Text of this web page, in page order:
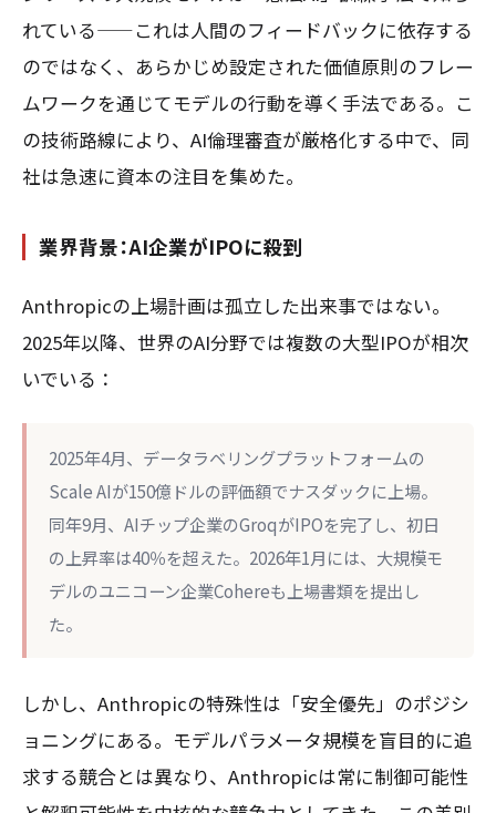
れている——これは人間のフィードバックに依存する
のではなく、あらかじめ設定された価値原則のフレー
ムワークを通じてモデルの行動を導く手法である。こ
の技術路線により、AI倫理審査が厳格化する中で、同
社は急速に資本の注目を集めた。
業界背景：AI企業がIPOに殺到
Anthropicの上場計画は孤立した出来事ではない。
2025年以降、世界のAI分野では複数の大型IPOが相次
いでいる：
2025年4月、データラベリングプラットフォームの
Scale AIが150億ドルの評価額でナスダックに上場。
同年9月、AIチップ企業のGroqがIPOを完了し、初日
の上昇率は40％を超えた。2026年1月には、大規模モ
デルのユニコーン企業Cohereも上場書類を提出し
た。
しかし、Anthropicの特殊性は「安全優先」のポジシ
ョニングにある。モデルパラメータ規模を盲目的に追
求する競合とは異なり、Anthropicは常に制御可能性